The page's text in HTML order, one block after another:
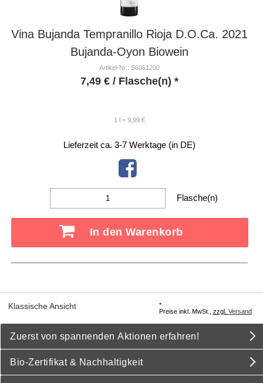
Vina Bujanda Tempranillo Rioja D.O.Ca. 2021
Bujanda-Oyon Biowein
Artikel-Nr.: S6051200
7,49 €/ Flasche(n) *
1 l = 9,99 €
Lieferzeit ca. 3-7 Werktage (in DE)
Flasche(n)
In den Warenkorb
Klassische Ansicht
*
Preise inkl. MwSt., zzgl. Versand
Zuerst von spannenden Aktionen erfahren!
Bio-Zertifikat & Nachhaltigkeit